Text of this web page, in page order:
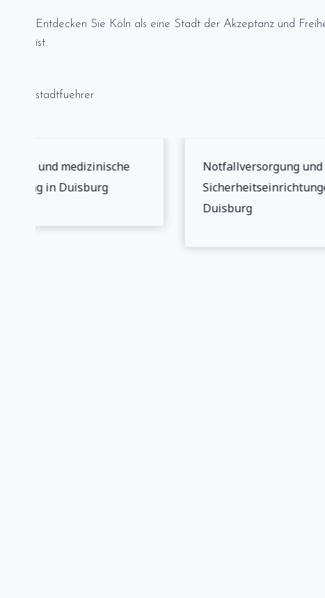
Entdecken Sie Köln als eine Stadt der Akzeptanz und
ist.
stadtfuehrer
und medizinische
in Duisburg
Notfallversorgung und
Duisburg